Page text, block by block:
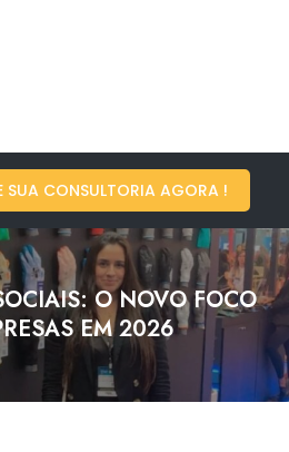
SUA CONSULTORIA AGORA !
O NOVO FOCO
EM 2026